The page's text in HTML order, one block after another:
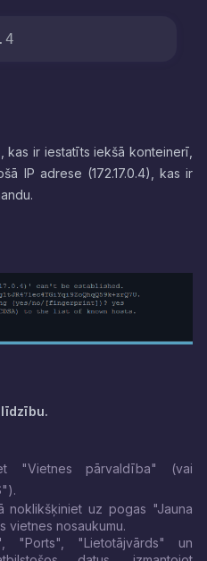
kas ir iestatīts iekšā konteinerī,
IP adrese (172.17.0.4), kas ir
"Vietnes pārvaldība" (vai
noklikšķiniet uz pogas "Jauna
vietnes nosaukumu.
"Ports", "Lietotājvārds" un